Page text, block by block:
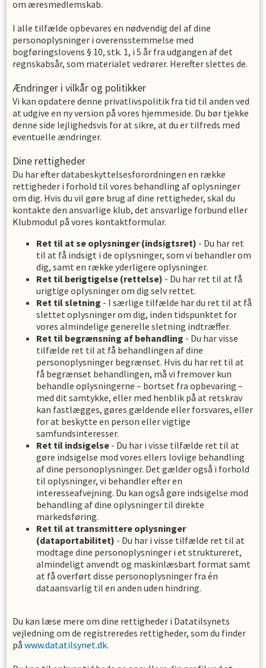
om æresmedlemskab.
I alle tilfælde opbevares en nødvendig del af dine
personoplysninger i overensstemmelse med
bogføringslovens § 10, stk. 1, i 5 år fra udgangen af det
regnskabsår, som materialet vedrører. Herefter slettes de.
Ændringer i vilkår og politikker
Vi kan opdatere denne privatlivspolitik fra tid til anden ved
at udgive en ny version på vores hjemmeside. Du bør tjekke
denne side lejlighedsvis for at sikre, at du er tilfreds med
eventuelle ændringer.
Dine rettigheder
Du har efter databeskyttelsesforordningen en række
rettigheder i forhold til vores behandling af oplysninger
om dig. Hvis du vil gøre brug af dine rettigheder, skal du
kontakte den ansvarlige klub, det ansvarlige forbund eller
Klubmodul på vores kontaktformular.
Ret til at se oplysninger (indsigtsret) - Du har ret
til at få indsigt i de oplysninger, som vi behandler om
dig, samt en række yderligere oplysninger.
Ret til berigtigelse (rettelse) - Du har ret til at få
urigtige oplysninger om dig selv rettet.
Ret til sletning - I særlige tilfælde har du ret til at få
slettet oplysninger om dig, inden tidspunktet for
vores almindelige generelle sletning indtræffer.
Ret til begrænsning af behandling - Du har visse
tilfælde ret til at få behandlingen af dine
personoplysninger begrænset. Hvis du har ret til at
få begrænset behandlingen, må vi fremover kun
behandle oplysningerne – bortset fra opbevaring –
med dit samtykke, eller med henblik på at retskrav
kan fastlægges, gøres gældende eller forsvares, eller
for at beskytte en person eller vigtige
samfundsinteresser.
Ret til indsigelse - Du har i visse tilfælde ret til at
gøre indsigelse mod vores ellers lovlige behandling
af dine personoplysninger. Det gælder også i forhold
til oplysninger, vi behandler efter en
interesseafvejning. Du kan også gøre indsigelse mod
behandling af dine oplysninger til direkte
markedsføring.
Ret til at transmittere oplysninger
(dataportabilitet) - Du har i visse tilfælde ret til at
modtage dine personoplysninger i et struktureret,
almindeligt anvendt og maskinlæsbart format samt
at få overført disse personoplysninger fra én
dataansvarlig til en anden uden hindring.
Du kan læse mere om dine rettigheder i Datatilsynets
vejledning om de registreredes rettigheder, som du finder
påwww.datatilsynet.dk.